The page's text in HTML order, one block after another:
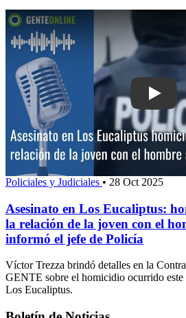
Play:
Policiales y Judiciales • 28 Oct 2025
Asesinato en Los Eucaliptus:
la relación de la joven con el
informó el jefe de Policía
Víctor Trezza brindó detalles en la
GENTE sobre el homicidio ocurrido este
Los Eucaliptus.